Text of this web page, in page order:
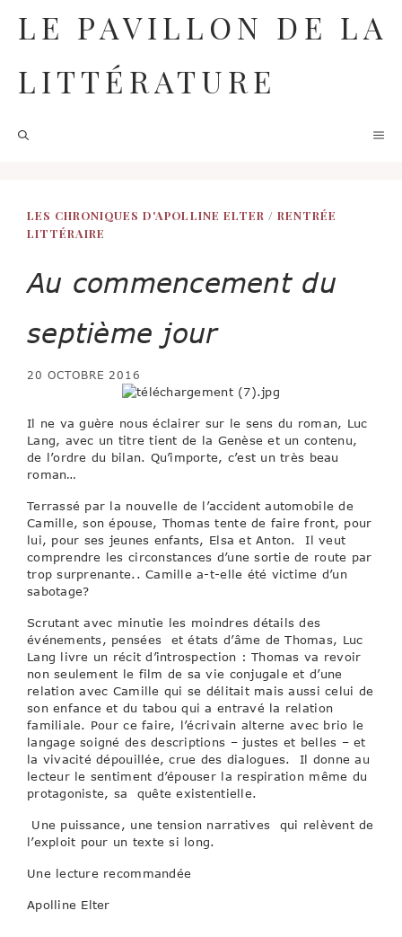
contenu
LE PAVILLON DE LA
LITTÉRATURE
LES CHRONIQUES D'APOLLINE ELTER / RENTRÉE
LITTÉRAIRE
Au commencement du
septième jour
20 OCTOBRE 2016
Il ne va guère nous éclairer sur le sens du roman, Luc
Lang, avec un titre tient de la Genèse et un contenu,
de l’ordre du bilan. Qu’importe, c’est un très beau
roman…
Terrassé par la nouvelle de l’accident automobile de
Camille, son épouse, Thomas tente de faire front, pour
lui, pour ses jeunes enfants, Elsa et Anton. Il veut
comprendre les circonstances d’une sortie de route par
trop surprenante.. Camille a-t-elle été victime d’un
sabotage?
Scrutant avec minutie les moindres détails des
événements, pensées et états d’âme de Thomas, Luc
Lang livre un récit d’introspection : Thomas va revoir
non seulement le film de sa vie conjugale et d’une
relation avec Camille qui se délitait mais aussi celui de
son enfance et du tabou qui a entravé la relation
familiale. Pour ce faire, l’écrivain alterne avec brio le
langage soigné des descriptions – justes et belles – et
la vivacité dépouillée, crue des dialogues. Il donne au
lecteur le sentiment d’épouser la respiration même du
protagoniste, sa quête existentielle.
Une puissance, une tension narratives qui relèvent de
l’exploit pour un texte si long.
Une lecture recommandée
Apolline Elter